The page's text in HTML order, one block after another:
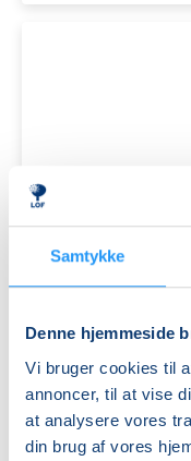
Samtykke
Denne hjemmeside
Vi bruger cookies til
annoncer, til at vise
at analysere vores
din brug af vores
førstehjælp
i
Hammel
Ledige pladser
lør. 21.11.2026,
Kim Hammershøj